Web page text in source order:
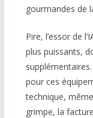
gourmandes de
Pire, l’essor de
plus puissants,
pour ces
technique,
grimpe, la